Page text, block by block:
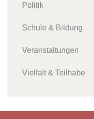
Politik
Schule & Bildung
Veranstaltungen
Vielfalt & Teilhabe